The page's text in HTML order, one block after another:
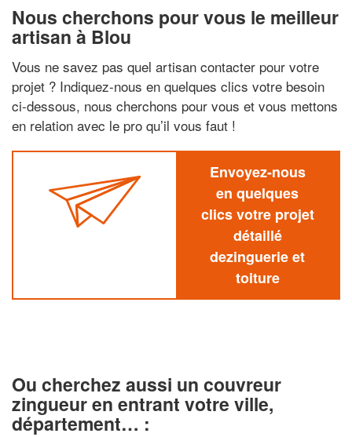
Nous cherchons pour vous le meilleur
artisan à Blou
Vous ne savez pas quel artisan contacter pour votre
projet ? Indiquez-nous en quelques clics votre besoin
ci-dessous, nous cherchons pour vous et vous mettons
en relation avec le pro qu’il vous faut !
Envoyez-nous
en quelques
clics votre projet
détaillé
dezinguerie et
toiture
Ou cherchez aussi un couvreur
zingueur en entrant votre ville,
département… :